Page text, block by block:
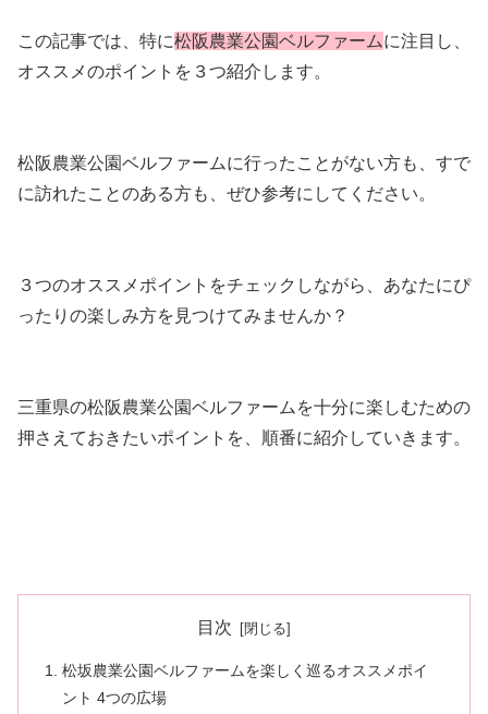
この記事では、特に松阪農業公園ベルファームに注目し、
オススメのポイントを３つ紹介します。
松阪農業公園ベルファームに行ったことがない方も、すで
に訪れたことのある方も、ぜひ参考にしてください。
３つのオススメポイントをチェックしながら、あなたにぴ
ったりの楽しみ方を見つけてみませんか？
三重県の松阪農業公園ベルファームを十分に楽しむための
押さえておきたいポイントを、順番に紹介していきます。
目次
松坂農業公園ベルファームを楽しく巡るオススメポイ
ント 4つの広場